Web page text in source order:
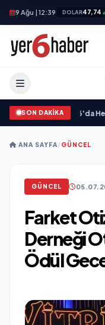
9 Ağu | 12:39 DOLAR47,74
SON DAKİKA
Haziran 2026'da
ANA SAYFA/GÜNCEL
GÜNCEL
Farket
Derneği
Ödül